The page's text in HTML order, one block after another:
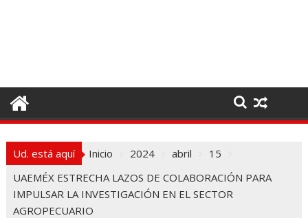
o
t
Ud. está aquí Inicio 2024 abril
15
UAEMÉX ESTRECHA LAZOS DE COLABORACIÓN PARA
IMPULSAR LA INVESTIGACIÓN EN EL SECTOR
AGROPECUARIO